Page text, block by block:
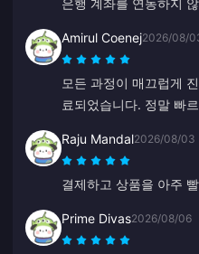
은행 계좌를 연동하지
Amirul Coenej2026/08/
모든 과정이 매끄럽게
료되었습니다. 정말 빠
Raju Mandal2026/08/03
결제하고 상품을 아주
Prime Divas2026/08/06